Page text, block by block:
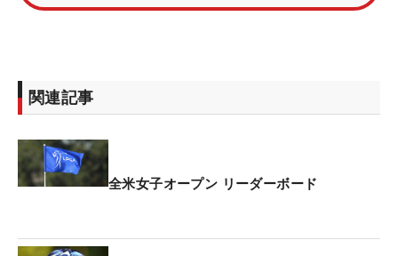
プタイで迎えた17番パー5でバーディを奪取し、力
コルダは今年の「シェブロン選手権」に続くメジャ
果たし、世界1位の強さをまざまざと見せつけた。
ったが、3バーディ・4ボギーの「72」と伸ばすこと
関連記事
全米女子オープン リーダーボード